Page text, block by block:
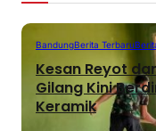
BandungBerita Terbaru
Kesan Reyot
Gilang Kini
Keramik